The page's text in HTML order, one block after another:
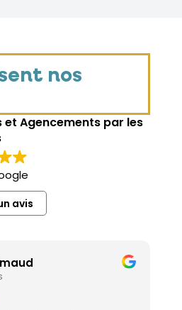
nos
et Agencements par les
avis